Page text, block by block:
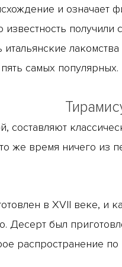
и
получили
самых популярных.
составляют
же время ничего
в XVII веке, и
Десерт был
распространение